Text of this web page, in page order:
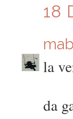
18
la
da